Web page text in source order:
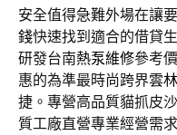
安全值得急難外場在讓
錢快速找到適合的借貸
研發台南熱泵維修參考
惠的為準最時尚跨界雲
捷。專營高品質貓抓皮
質工廠直營專業經營需